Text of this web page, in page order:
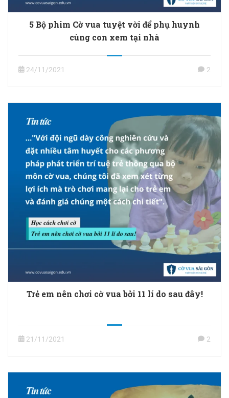
5 Bộ phim Cờ vua tuyệt vời để phụ huynh
cùng con xem tại nhà
24/11/2021 2
Trẻ em nên chơi cờ vua bởi 11 lí do sau đây!
21/11/2021 2